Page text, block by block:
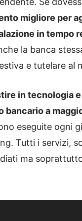
migliore per
in tempo
la banca
e tutelare al
in tecnologia
bancario a
eseguite ogni
Tutti i servizi,
ma